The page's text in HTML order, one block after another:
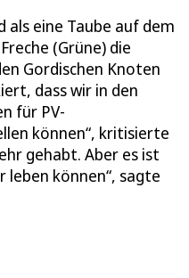
als eine Taube auf dem
(Grüne) die
Gordischen Knoten
dass wir in den
für PV-
können“, kritisierte
gehabt. Aber es ist
können“, sagte